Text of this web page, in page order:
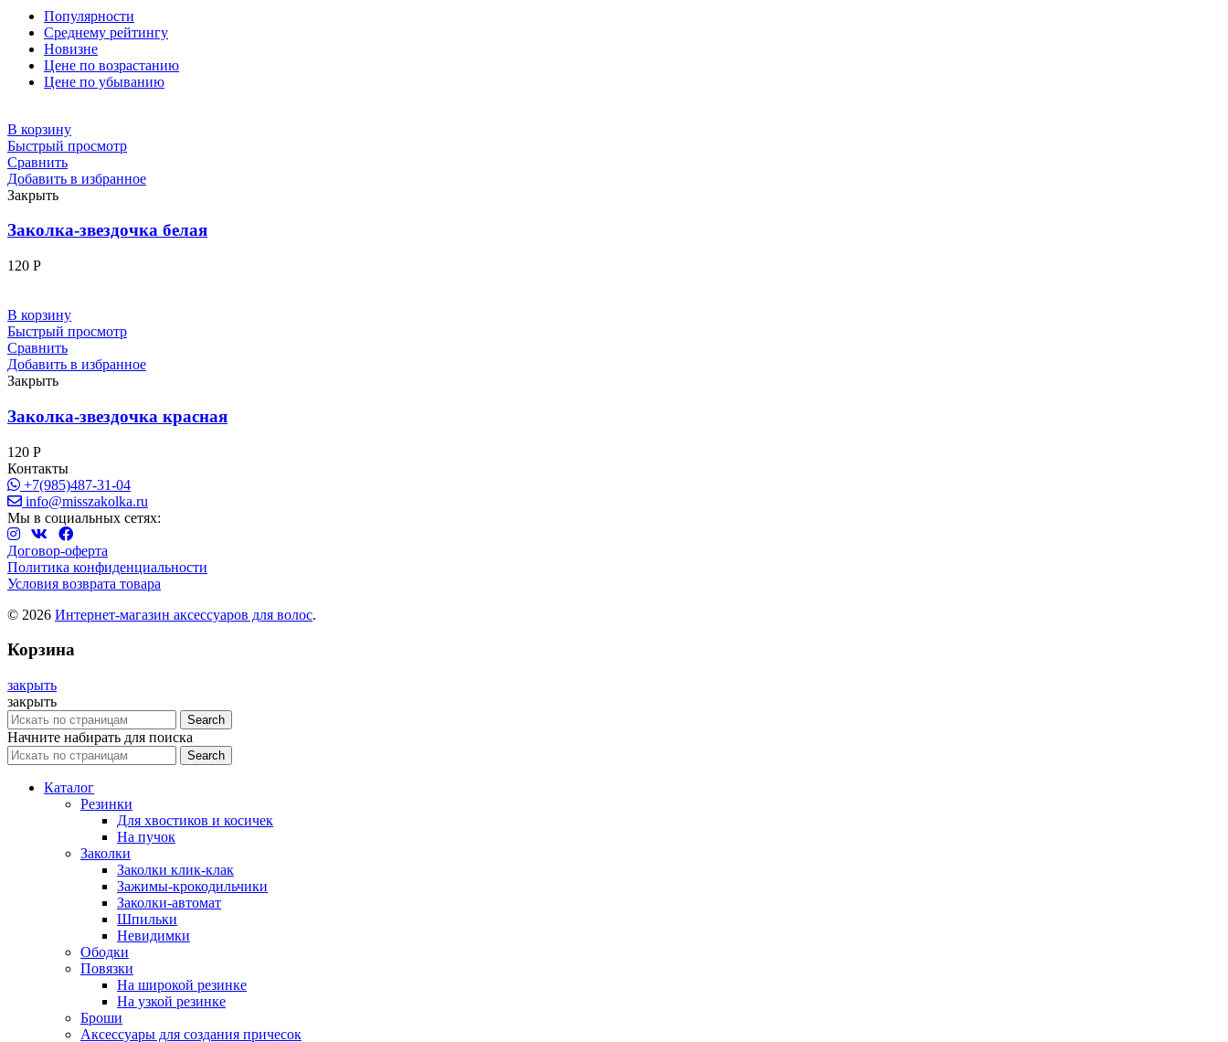
Популярности
Среднему рейтингу
Новизне
Цене по возрастанию
Цене по убыванию
В корзину
Быстрый просмотр
Сравнить
Добавить в избранное
Закрыть
Заколка-звездочка белая
120 Р
В корзину
Быстрый просмотр
Сравнить
Добавить в избранное
Закрыть
Заколка-звездочка красная
120 Р
Контакты
+7(985)487-31-04
info@misszakolka.ru
Мы в социальных сетях:
Договор-оферта
Политика конфиденциальности
Условия возврата товара
© 2026 Интернет-магазин аксессуаров для волос.
Корзина
закрыть
закрыть
Search
Начните набирать для поиска
Search
Каталог
Резинки
Для хвостиков и косичек
На пучок
Заколки
Заколки клик-клак
Зажимы-крокодильчики
Заколки-автомат
Шпильки
Невидимки
Ободки
Повязки
На широкой резинке
На узкой резинке
Броши
Аксессуары для создания причесок